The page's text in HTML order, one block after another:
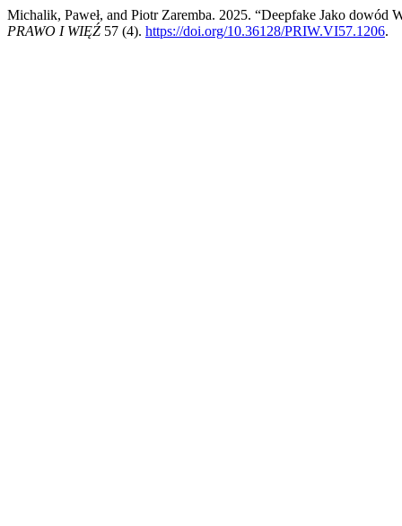
Michalik, Paweł, and Piotr Zaremba. 2025. “Deepfake Jako
PRAWO I WIĘŹ 57 (4). https://doi.org/10.36128/PRIW.VI57.1206.